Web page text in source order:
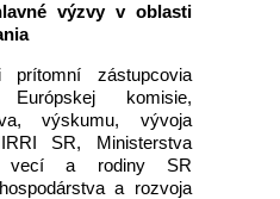
výzvy v oblasti
prítomní zástupcovia
komisie,
výskumu, vývoja
SR, Ministerstva
vecí a rodiny SR
a rozvoja